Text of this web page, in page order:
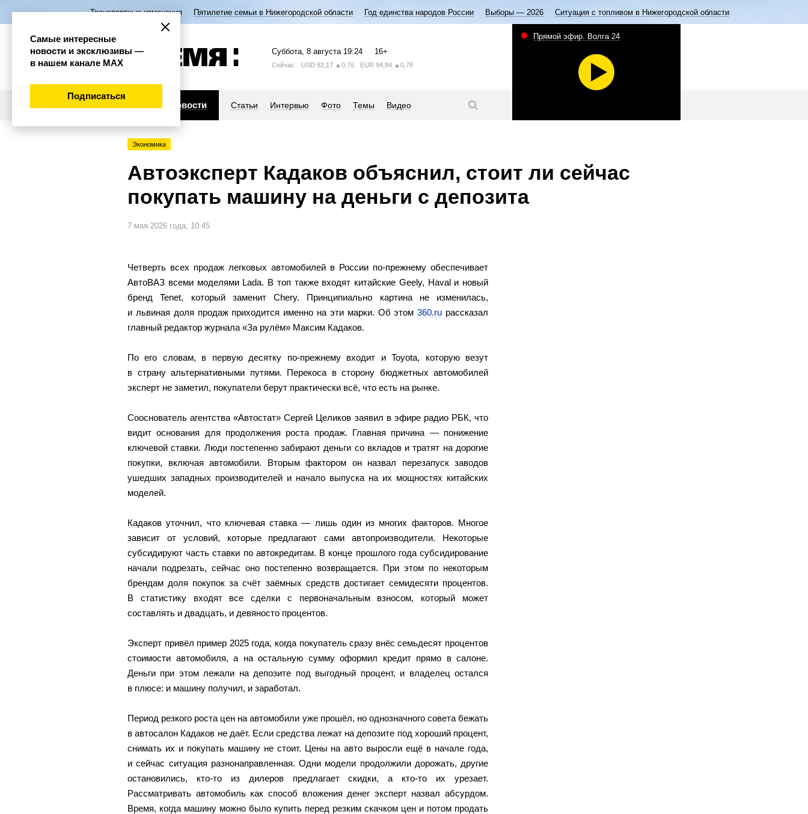
Транспортные изменения Пятилетие семьи в Нижегородской области Год единства народов России Выборы — 2026 Ситуация с топливом в Нижегородской области
Суббота, 8 августа 19:24 16+
Сейчас USD 82,17 ▲0,76 EUR 94,84 ▲0,78
Новости Статьи Интервью Фото Темы Видео
Прямой эфир. Волга 24
Экономика
Автоэксперт Кадаков объяснил, стоит ли сейчас
покупать машину на деньги с депозита
7 мая 2026 года, 10:45
Четверть всех продаж легковых автомобилей в России по-прежнему обеспечивает
АвтоВАЗ всеми моделями Lada. В топ также входят китайские Geely, Haval и новый
бренд Tenet, который заменит Chery. Принципиально картина не изменилась,
и львиная доля продаж приходится именно на эти марки. Об этом360.ru рассказал
главный редактор журнала «За рулём» Максим Кадаков.
По его словам, в первую десятку по-прежнему входит и Toyota, которую везут
в страну альтернативными путями. Перекоса в сторону бюджетных автомобилей
эксперт не заметил, покупатели берут практически всё, что есть на рынке.
Сооснователь агентства «Автостат» Сергей Целиков заявил в эфире радио РБК, что
видит основания для продолжения роста продаж. Главная причина — понижение
ключевой ставки. Люди постепенно забирают деньги со вкладов и тратят на дорогие
покупки, включая автомобили. Вторым фактором он назвал перезапуск заводов
ушедших западных производителей и начало выпуска на их мощностях китайских
моделей.
Кадаков уточнил, что ключевая ставка — лишь один из многих факторов. Многое
зависит от условий, которые предлагают сами автопроизводители. Некоторые
субсидируют часть ставки по автокредитам. В конце прошлого года субсидирование
начали подрезать, сейчас оно постепенно возвращается. При этом по некоторым
брендам доля покупок за счёт заёмных средств достигает семидесяти процентов.
В статистику входят все сделки с первоначальным взносом, который может
составлять и двадцать, и девяносто процентов.
Эксперт привёл пример 2025 года, когда покупатель сразу внёс семьдесят процентов
стоимости автомобиля, а на остальную сумму оформил кредит прямо в салоне.
Деньги при этом лежали на депозите под выгодный процент, и владелец остался
в плюсе: и машину получил, и заработал.
Период резкого роста цен на автомобили уже прошёл, но однозначного совета бежать
в автосалон Кадаков не даёт. Если средства лежат на депозите под хороший процент,
снимать их и покупать машину не стоит. Цены на авто выросли ещё в начале года,
и сейчас ситуация разнонаправленная. Одни модели продолжили дорожать, другие
остановились, кто-то из дилеров предлагает скидки, а кто-то их урезает.
Рассматривать автомобиль как способ вложения денег эксперт назвал абсурдом.
Время, когда машину можно было купить перед резким скачком цен и потом продать
Самые интересные
новости и эксклюзивы —
в нашем канале МАХ
Подписаться